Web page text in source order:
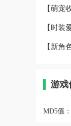
【萌
【时装
【新
游戏
MD5值：